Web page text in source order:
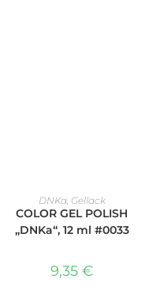
IN DEN WARENKORB
DNKa, Gellack
COLOR GEL POLISH
„DNKa“, 12 ml #0033
9,35 €